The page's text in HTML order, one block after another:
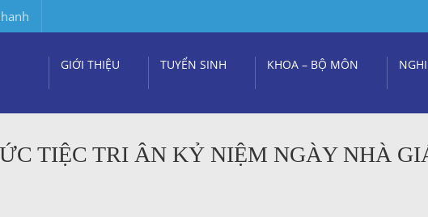
GIỚI THIỆU TUYỂN SINH KHOA – BỘ MÔN
TIỆC TRI ÂN KỶ NIỆM NGÀY NHÀ